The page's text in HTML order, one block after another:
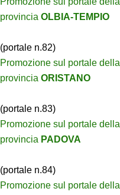
provincia OLBIA-TEMPIO
(portale n.82)
Promozione sul portale della
provincia ORISTANO
(portale n.83)
Promozione sul portale della
provincia PADOVA
(portale n.84)
Promozione sul portale della